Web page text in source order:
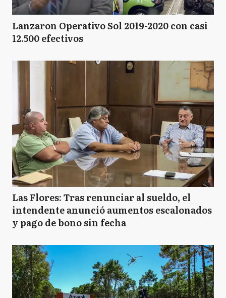
Lanzaron Operativo Sol 2019-2020 con casi
12.500 efectivos
Las Flores: Tras renunciar al sueldo, el
intendente anunció aumentos escalonados
y pago de bono sin fecha